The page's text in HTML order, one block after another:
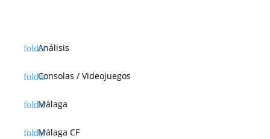
Análisis
Consolas / Videojuegos
Málaga
Málaga CF